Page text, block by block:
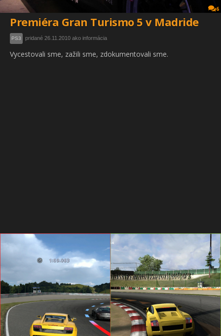
6
Premiéra Gran Turismo 5 v Madride
PS3 pridané 26.11.2010 ako informácia
Vycestovali sme, zažili sme, zdokumentovali sme.